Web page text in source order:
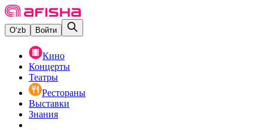
O‘zb Войти
Кино
Концерты
Театры
Рестораны
Выставки
Знания